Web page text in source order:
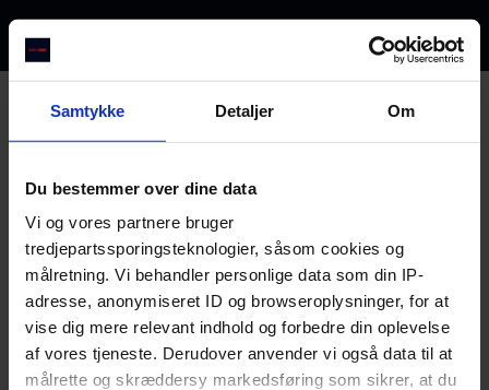
Samtykke Detaljer Om
Du bestemmer over dine data
Vi og vores partnere bruger
tredjepartssporingsteknologier, såsom cookies og
målretning. Vi behandler personlige data som din IP-
adresse, anonymiseret ID og browseroplysninger, for at
vise dig mere relevant indhold og forbedre din oplevelse
af vores tjeneste. Derudover anvender vi også data til at
målrette og skræddersy markedsføring som sikrer, at du
Vælg
LE WEEK-END
0 PERSON
KL.
I DAG